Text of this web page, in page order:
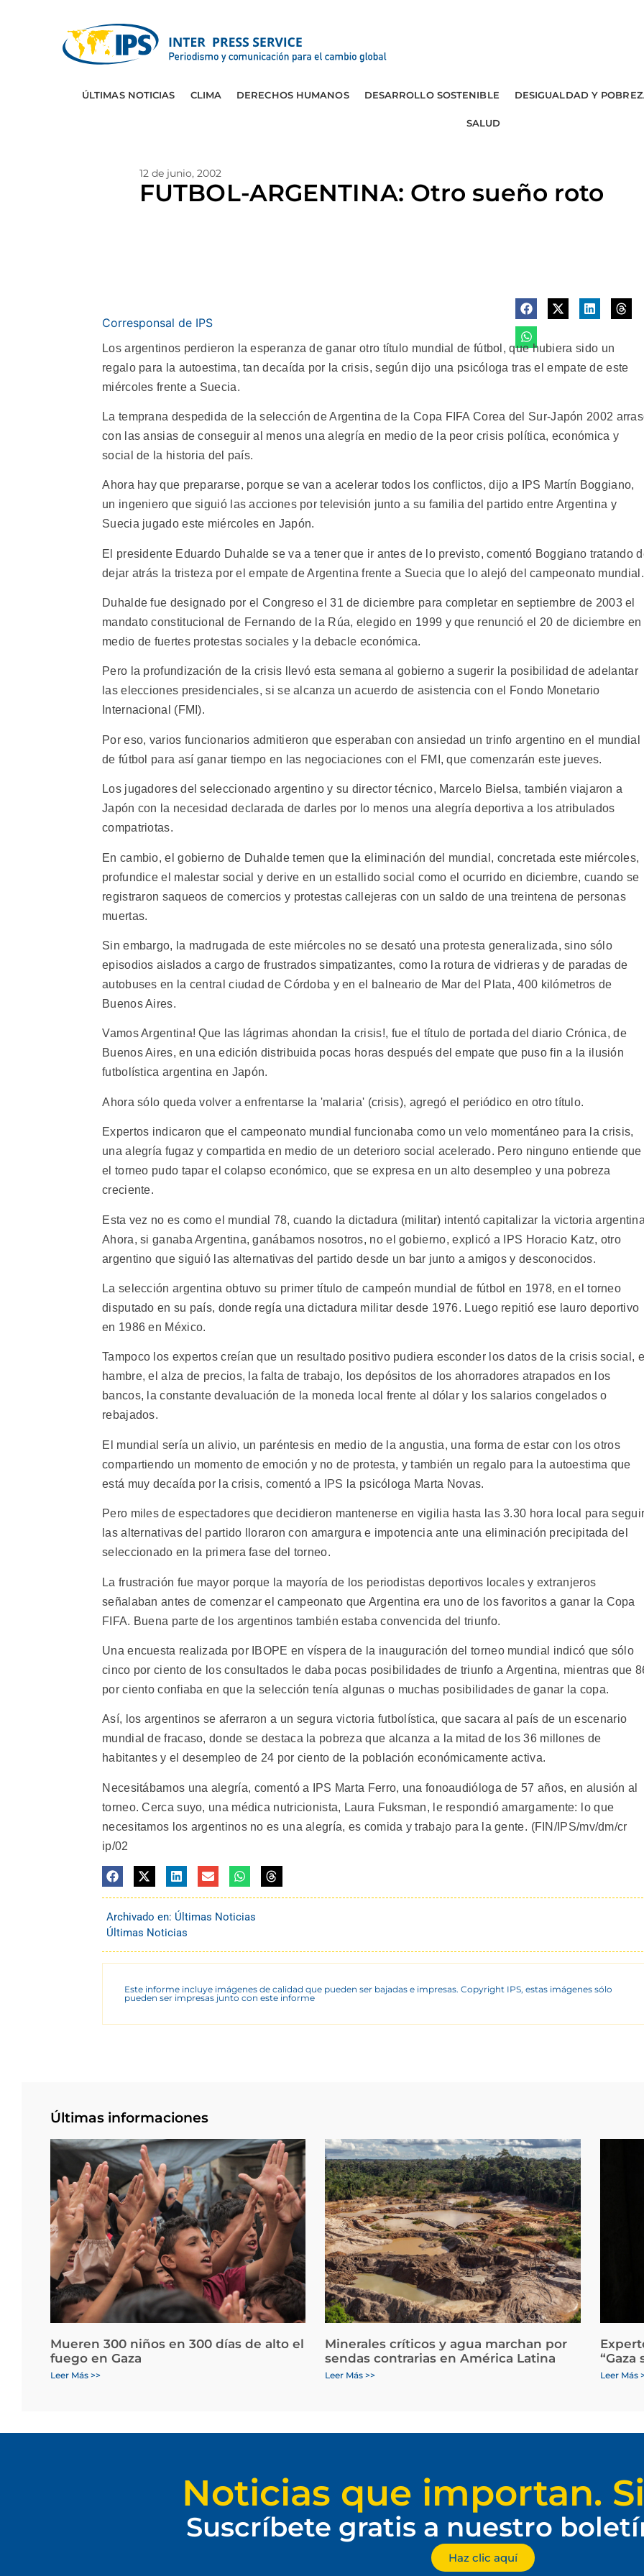
ÚLTIMAS NOTICIAS CLIMA DERECHOS HUMANOS DESARROLLO SOSTENIBLE DESIGUALDAD Y
SALUD
12 de junio, 2002
FUTBOL-ARGENTINA: Otro sueño roto
Corresponsal de IPS
Los argentinos perdieron la esperanza de ganar otro título mundial de fútbol, que hubiera sido un
regalo para la autoestima, tan decaída por la crisis, según dijo una psicóloga tras el empate de este
miércoles frente a Suecia.
La temprana despedida de la selección de Argentina de la Copa FIFA Corea del Sur-Japón 2002
con las ansias de conseguir al menos una alegría en medio de la peor crisis política, económica y
social de la historia del país.
Ahora hay que prepararse, porque se van a acelerar todos los conflictos, dijo a IPS Martín Boggiano,
un ingeniero que siguió las acciones por televisión junto a su familia del partido entre Argentina y
Suecia jugado este miércoles en Japón.
El presidente Eduardo Duhalde se va a tener que ir antes de lo previsto, comentó Boggiano tratando
dejar atrás la tristeza por el empate de Argentina frente a Suecia que lo alejó del campeonato mundial.
Duhalde fue designado por el Congreso el 31 de diciembre para completar en septiembre de 2003 el
mandato constitucional de Fernando de la Rúa, elegido en 1999 y que renunció el 20 de diciembre en
medio de fuertes protestas sociales y la debacle económica.
Pero la profundización de la crisis llevó esta semana al gobierno a sugerir la posibilidad de adelantar
las elecciones presidenciales, si se alcanza un acuerdo de asistencia con el Fondo Monetario
Internacional (FMI).
Por eso, varios funcionarios admitieron que esperaban con ansiedad un trinfo argentino en el mundial
de fútbol para así ganar tiempo en las negociaciones con el FMI, que comenzarán este jueves.
Los jugadores del seleccionado argentino y su director técnico, Marcelo Bielsa, también viajaron a
Japón con la necesidad declarada de darles por lo menos una alegría deportiva a los atribulados
compatriotas.
En cambio, el gobierno de Duhalde temen que la eliminación del mundial, concretada este miércoles,
profundice el malestar social y derive en un estallido social como el ocurrido en diciembre, cuando se
registraron saqueos de comercios y protestas callejeras con un saldo de una treintena de personas
muertas.
Sin embargo, la madrugada de este miércoles no se desató una protesta generalizada, sino sólo
episodios aislados a cargo de frustrados simpatizantes, como la rotura de vidrieras y de paradas de
autobuses en la central ciudad de Córdoba y en el balneario de Mar del Plata, 400 kilómetros de
Buenos Aires.
Vamos Argentina! Que las lágrimas ahondan la crisis!, fue el título de portada del diario Crónica, de
Buenos Aires, en una edición distribuida pocas horas después del empate que puso fin a la ilusión
futbolística argentina en Japón.
Ahora sólo queda volver a enfrentarse la 'malaria' (crisis), agregó el periódico en otro título.
Expertos indicaron que el campeonato mundial funcionaba como un velo momentáneo para la crisis,
una alegría fugaz y compartida en medio de un deterioro social acelerado. Pero ninguno entiende que
el torneo pudo tapar el colapso económico, que se expresa en un alto desempleo y una pobreza
creciente.
Esta vez no es como el mundial 78, cuando la dictadura (militar) intentó capitalizar la victoria
Ahora, si ganaba Argentina, ganábamos nosotros, no el gobierno, explicó a IPS Horacio Katz, otro
argentino que siguió las alternativas del partido desde un bar junto a amigos y desconocidos.
La selección argentina obtuvo su primer título de campeón mundial de fútbol en 1978, en el torneo
disputado en su país, donde regía una dictadura militar desde 1976. Luego repitió ese lauro deportivo
en 1986 en México.
Tampoco los expertos creían que un resultado positivo pudiera esconder los datos de la crisis social,
hambre, el alza de precios, la falta de trabajo, los depósitos de los ahorradores atrapados en los
bancos, la constante devaluación de la moneda local frente al dólar y los salarios congelados o
rebajados.
El mundial sería un alivio, un paréntesis en medio de la angustia, una forma de estar con los otros
compartiendo un momento de emoción y no de protesta, y también un regalo para la autoestima que
está muy decaída por la crisis, comentó a IPS la psicóloga Marta Novas.
Pero miles de espectadores que decidieron mantenerse en vigilia hasta las 3.30 hora local para
las alternativas del partido lloraron con amargura e impotencia ante una eliminación precipitada del
seleccionado en la primera fase del torneo.
La frustración fue mayor porque la mayoría de los periodistas deportivos locales y extranjeros
señalaban antes de comenzar el campeonato que Argentina era uno de los favoritos a ganar la Copa
FIFA. Buena parte de los argentinos también estaba convencida del triunfo.
Una encuesta realizada por IBOPE en víspera de la inauguración del torneo mundial indicó que sólo
cinco por ciento de los consultados le daba pocas posibilidades de triunfo a Argentina, mientras que
por ciento confiaba en que la selección tenía algunas o muchas posibilidades de ganar la copa.
Así, los argentinos se aferraron a un segura victoria futbolística, que sacara al país de un escenario
mundial de fracaso, donde se destaca la pobreza que alcanza a la mitad de los 36 millones de
habitantes y el desempleo de 24 por ciento de la población económicamente activa.
Necesitábamos una alegría, comentó a IPS Marta Ferro, una fonoaudióloga de 57 años, en alusión al
torneo. Cerca suyo, una médica nutricionista, Laura Fuksman, le respondió amargamente: lo que
necesitamos los argentinos no es una alegría, es comida y trabajo para la gente. (FIN/IPS/mv/dm/cr
ip/02
Archivado en: Últimas Noticias
Últimas Noticias
Este informe incluye imágenes de calidad que pueden ser bajadas e impresas. Copyright IPS, estas imágenes sólo
pueden ser impresas junto con este informe
Últimas informaciones
Mueren 300 niños en 300 días de alto el
fuego en Gaza
Leer Más >>
Minerales críticos y agua marchan por
sendas contrarias en América Latina
Leer Más >>
“Gaza
Leer Más
Noticias que importan.
Suscríbete gratis a nuestro
Haz clic aquí